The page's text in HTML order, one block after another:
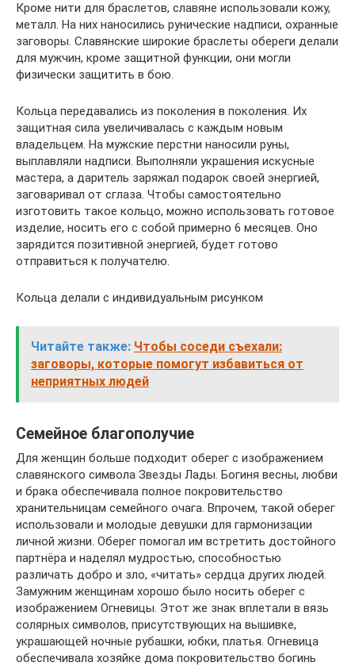
Кроме нити для браслетов, славяне использовали кожу,
металл. На них наносились рунические надписи, охранные
заговоры. Славянские широкие браслеты обереги делали
для мужчин, кроме защитной функции, они могли
физически защитить в бою.
Кольца передавались из поколения в поколения. Их
защитная сила увеличивалась с каждым новым
владельцем. На мужские перстни наносили руны,
выплавляли надписи. Выполняли украшения искусные
мастера, а даритель заряжал подарок своей энергией,
заговаривал от сглаза. Чтобы самостоятельно
изготовить такое кольцо, можно использовать готовое
изделие, носить его с собой примерно 6 месяцев. Оно
зарядится позитивной энергией, будет готово
отправиться к получателю.
Кольца делали с индивидуальным рисунком
Читайте также: Чтобы соседи съехали:
заговоры, которые помогут избавиться от
неприятных людей
Семейное благополучие
Для женщин больше подходит оберег с изображением
славянского символа Звезды Лады. Богиня весны, любви
и брака обеспечивала полное покровительство
хранительницам семейного очага. Впрочем, такой оберег
использовали и молодые девушки для гармонизации
личной жизни. Оберег помогал им встретить достойного
партнёра и наделял мудростью, способностью
различать добро и зло, «читать» сердца других людей.
Замужним женщинам хорошо было носить оберег с
изображением Огневицы. Этот же знак вплетали в вязь
солярных символов, присутствующих на вышивке,
украшающей ночные рубашки, юбки, платья. Огневица
обеспечивала хозяйке дома покровительство богинь